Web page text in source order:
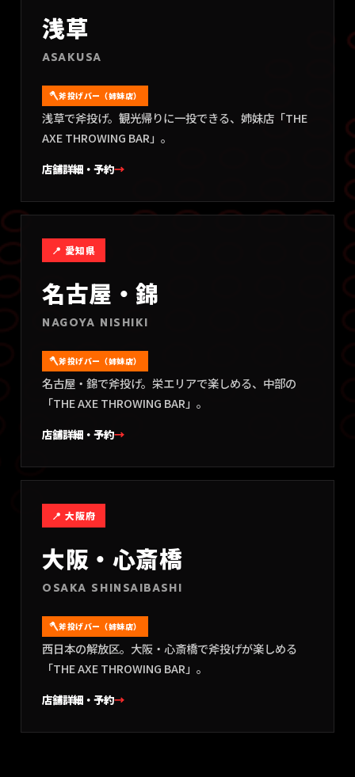
浅草
ASAKUSA
斧投げバー（姉妹店）
浅草で斧投げ。観光帰りに一投できる、姉妹店「THE
AXE THROWING BAR」。
店舗詳細・予約→
📍 愛知県
名古屋・錦
NAGOYA NISHIKI
斧投げバー（姉妹店）
名古屋・錦で斧投げ。栄エリアで楽しめる、中部の
「THE AXE THROWING BAR」。
店舗詳細・予約→
📍 大阪府
大阪・心斎橋
OSAKA SHINSAIBASHI
斧投げバー（姉妹店）
西日本の解放区。大阪・心斎橋で斧投げが楽しめる
「THE AXE THROWING BAR」。
店舗詳細・予約→